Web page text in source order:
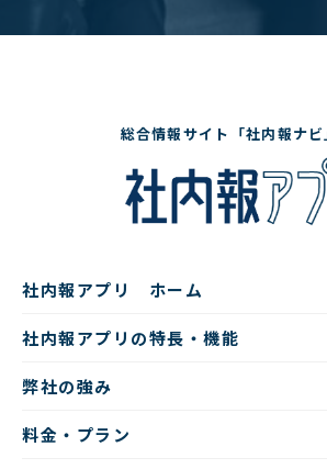
総合情報サイト「社内報ナ
社内報アプリ ホーム
社内報アプリの特長・機能
弊社の強み
料金・プラン